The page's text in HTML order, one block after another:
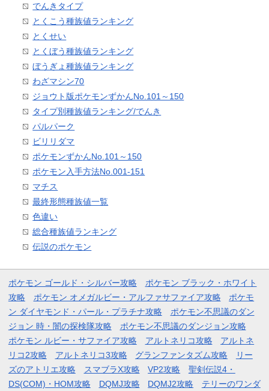
でんきタイプ
とくこう種族値ランキング
とくせい
とくぼう種族値ランキング
ぼうぎょ種族値ランキング
わざマシン70
ジョウト版ポケモンずかんNo.101～150
タイプ別種族値ランキング/でんき
パルパーク
ビリリダマ
ポケモンずかんNo.101～150
ポケモン入手方法No.001-151
マチス
最終形態種族値一覧
色違い
総合種族値ランキング
伝説のポケモン
ポケモン ゴールド・シルバー攻略
ポケモン ブラック・ホワイト
攻略
ポケモン オメガルビー・アルファサファイア攻略
ポケモ
ン ダイヤモンド・パール・プラチナ攻略
ポケモン不思議のダン
ジョン 時・闇の探検隊攻略
ポケモン不思議のダンジョン攻略
ポケモン ルビー・サファイア攻略
アルトネリコ攻略
アルトネ
リコ2攻略
アルトネリコ3攻略 グランファンタズム攻略
リー
ズのアトリエ攻略
スマブラX攻略 VP2攻略
聖剣伝説4・
DS(COM)・HOM攻略
DQMJ攻略 DQMJ2攻略 テリーのワンダ